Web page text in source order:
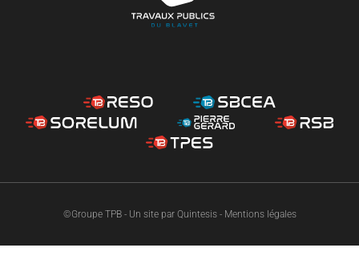
©Groupe TPB - Un site par Quintesis- Mentions légales